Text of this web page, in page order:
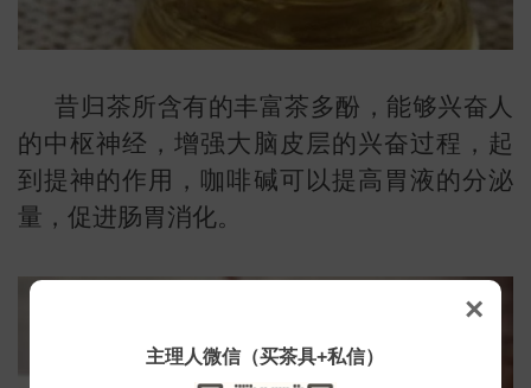
×
主理人微信（买茶具+私信）
昔归茶所含有的丰富茶多酚，能够兴奋人
的中枢神经，增强大脑皮层的兴奋过程，起
到提神的作用，咖啡碱可以提高胃液的分泌
量，促进肠胃消化。